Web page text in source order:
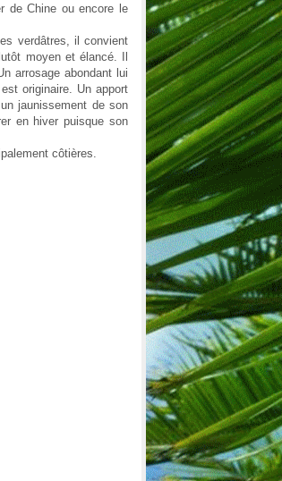
de Chine ou encore le
verdâtres, il convient
moyen et élancé. Il
arrosage abondant lui
originaire. Un apport
jaunissement de son
en hiver puisque son
côtières.